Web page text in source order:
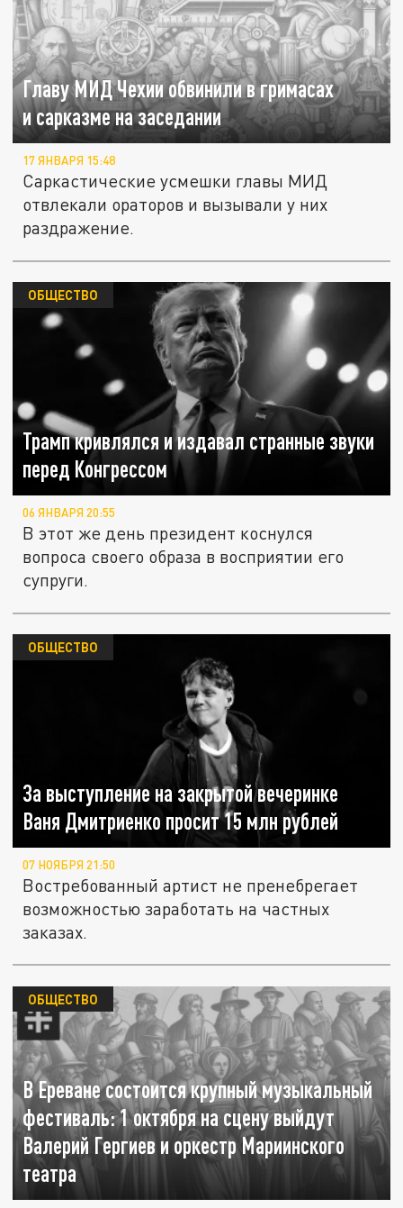
Главу МИД Чехии обвинили в гримасах
и сарказме на заседании
17 ЯНВАРЯ 15:48
Саркастические усмешки главы МИД
отвлекали ораторов и вызывали у них
раздражение.
Трамп кривлялся и издавал странные звуки
перед Конгрессом
ОБЩЕСТВО
06 ЯНВАРЯ 20:55
В этот же день президент коснулся
вопроса своего образа в восприятии его
супруги.
За выступление на закрытой вечеринке
Ваня Дмитриенко просит 15 млн рублей
ОБЩЕСТВО
07 НОЯБРЯ 21:50
Востребованный артист не пренебрегает
возможностью заработать на частных
заказах.
В Ереване состоится крупный музыкальный
фестиваль: 1 октября на сцену выйдут
Валерий Гергиев и оркестр Мариинского
театра
ОБЩЕСТВО